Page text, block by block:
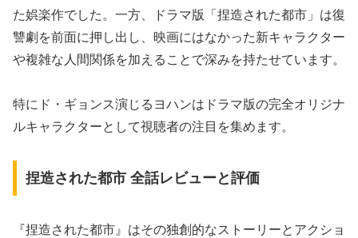
た娯楽作でした。一方、ドラマ版「捏造された都市」は復
讐劇を前面に押し出し、映画にはなかった新キャラクター
や複雑な人間関係を加えることで深みを持たせています。
特にド・ギョンス演じるヨハンはドラマ版の完全オリジナ
ルキャラクターとして視聴者の注目を集めます。
捏造された都市 全話レビューと評価
『捏造された都市』はその独創的なストーリーとアクショ